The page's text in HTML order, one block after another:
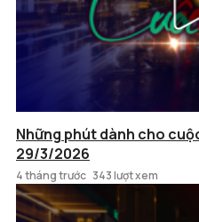
Những phút dành cho
29/3/2026
4 tháng trước 343 lượt xem